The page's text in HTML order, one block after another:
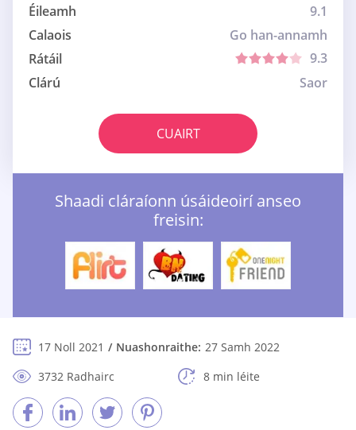
Éileamh
9.1
Calaois
Go han-annamh
Rátáil
9.3
Clárú
Saor
CUAIRT
Shaadi cláraíonn úsáideoirí anseo
freisin:
17 Noll 2021 Nuashonraithe: 27 Samh 2022
3732 Radhairc
8 min léite